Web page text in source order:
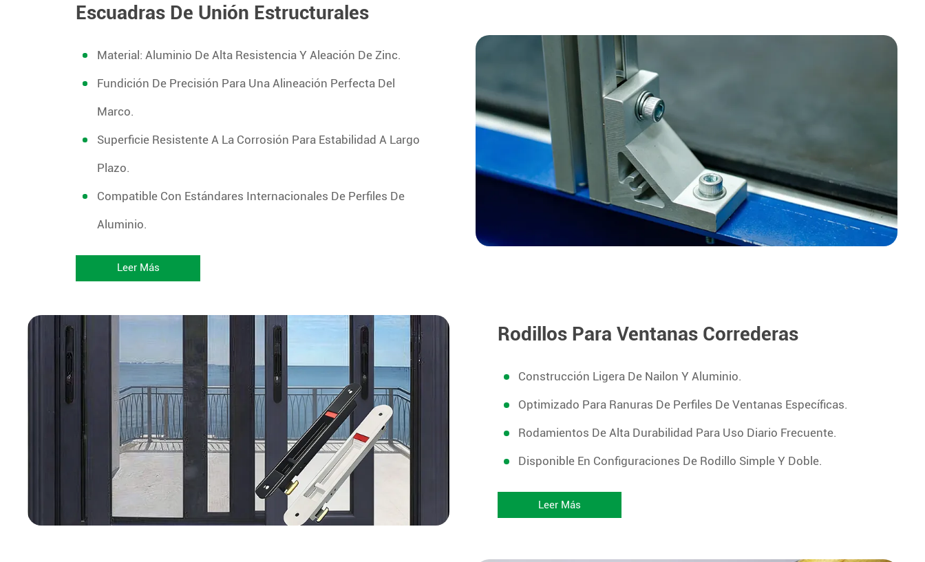
Escuadras De Unión Estructurales
Material: Aluminio De Alta Resistencia Y Aleación De Zinc.
Fundición De Precisión Para Una Alineación Perfecta Del
Marco.
Superficie Resistente A La Corrosión Para Estabilidad A Largo
Plazo.
Compatible Con Estándares Internacionales De Perfiles De
Aluminio.
Leer Más
Rodillos Para Ventanas Correderas
Construcción Ligera De Nailon Y Aluminio.
Optimizado Para Ranuras De Perfiles De Ventanas Específicas.
Rodamientos De Alta Durabilidad Para Uso Diario Frecuente.
Disponible En Configuraciones De Rodillo Simple Y Doble.
Leer Más